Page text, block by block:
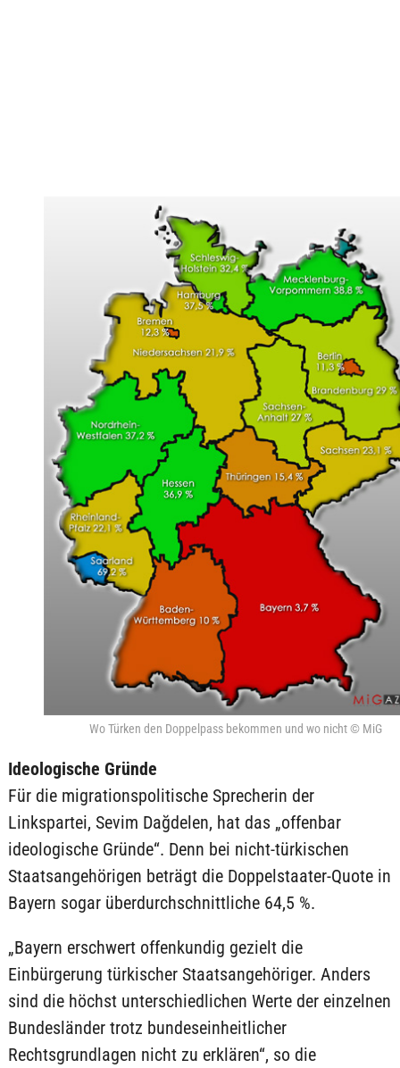
Wo Türken den Doppelpass bekommen und wo nicht © MiG
Ideologische Gründe
Für die migrationspolitische Sprecherin der
Linkspartei, Sevim Dağdelen, hat das „offenbar
ideologische Gründe“. Denn bei nicht-türkischen
Staatsangehörigen beträgt die Doppelstaater-Quote in
Bayern sogar überdurchschnittliche 64,5 %.
„Bayern erschwert offenkundig gezielt die
Einbürgerung türkischer Staatsangehöriger. Anders
sind die höchst unterschiedlichen Werte der einzelnen
Bundesländer trotz bundeseinheitlicher
Rechtsgrundlagen nicht zu erklären“, so die